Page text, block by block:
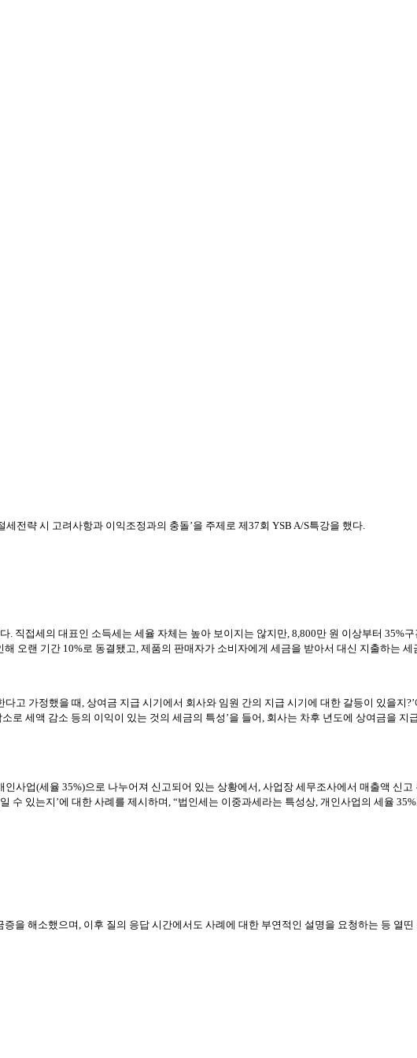
전략 시 고려사항과 이익조정과의 충돌’을 주제로 제37회 YSB A/S특강을 했다.
직접세의 대표인 소득세는 세율 자체는 높아 보이지는 않지만, 8,800만 원 이상부터 35%
오랜 기간 10%로 동결됐고, 제품의 판매자가 소비자에게 세금을 받아서 대신 지출하는 세
고 가정했을 때, 상여금 지급 시기에서 회사와 임원 간의 지급 시기에 대한 갈등이 있을지
세액 감소 등의 이익이 있는 것의 세금의 특성’을 들어, 회사는 차후 년도에 상여금을
사업(세율 35%)으로 나누어져 신고되어 있는 상황에서, 사업장 세무조사에서 매출액 신
있는지’에 대한 사례를 제시하며, “법인세는 이중과세라는 특성상, 개인사업의 세율
을 해소했으며, 이후 질의 응답 시간에서도 사례에 대한 부연적인 설명을 요청하는 등 열